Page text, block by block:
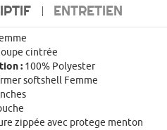
ENTRETIEN
cintrée
: 100% Polyester
softshell Femme
zippée avec protege menton